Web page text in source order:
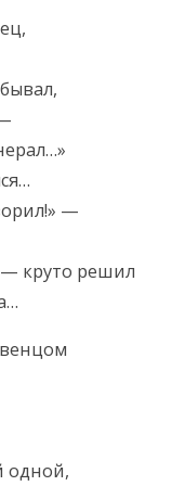
—
круто решил
одной,